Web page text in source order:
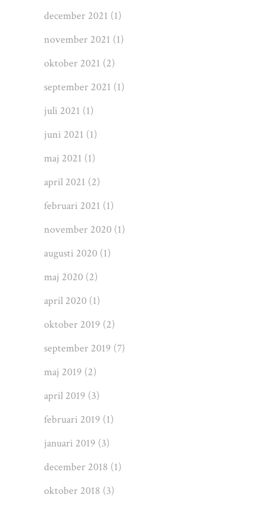
december 2021 (1)
november 2021 (1)
oktober 2021 (2)
september 2021 (1)
juli 2021 (1)
juni 2021 (1)
maj 2021 (1)
april 2021 (2)
februari 2021 (1)
november 2020 (1)
augusti 2020 (1)
maj 2020 (2)
april 2020 (1)
oktober 2019 (2)
september 2019 (7)
maj 2019 (2)
april 2019 (3)
februari 2019 (1)
januari 2019 (3)
december 2018 (1)
oktober 2018 (3)